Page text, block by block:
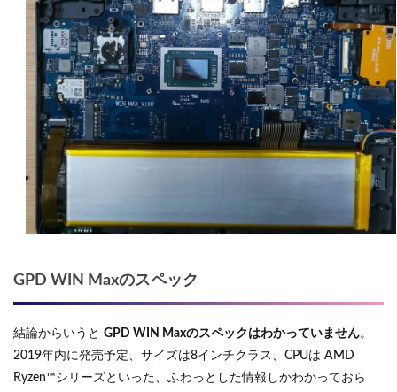
GPD WIN Maxのスペック
結論からいうと GPD WIN Maxのスペックはわかっていません。
2019年内に発売予定、サイズは8インチクラス、CPUは AMD
Ryzen™シリーズといった、ふわっとした情報しかわかっておら